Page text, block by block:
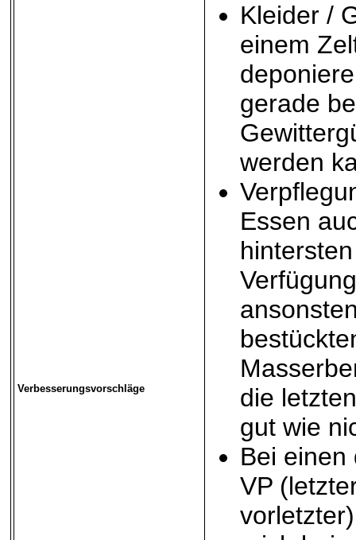
Verbesserungsvorschläge
Kleider /
einem
gerade
werden
Essen
die
gut wie
Bei einen
VP